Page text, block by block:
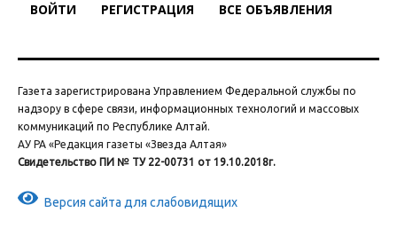
ВОЙТИ РЕГИСТРАЦИЯ ВСЕ ОБЪЯВЛЕНИЯ
Газета зарегистрирована Управлением Федеральной службы по
надзору в сфере связи, информационных технологий и массовых
коммуникаций по Республике Алтай.
АУ РА «Редакция газеты «Звезда Алтая»
Свидетельство ПИ № ТУ 22-00731 от 19.10.2018г.
Версия сайта для слабовидящих